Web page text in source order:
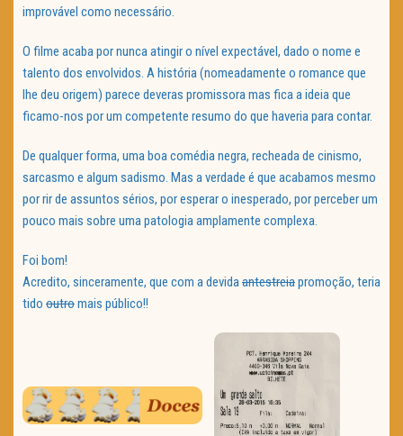
improvável como necessário.
O filme acaba por nunca atingir o nível expectável, dado o nome e
talento dos envolvidos. A história (nomeadamente o romance que
lhe deu origem) parece deveras promissora mas fica a ideia que
ficamo-nos por um competente resumo do que haveria para contar.
De qualquer forma, uma boa comédia negra, recheada de cinismo,
sarcasmo e algum sadismo. Mas a verdade é que acabamos mesmo
por rir de assuntos sérios, por esperar o inesperado, por perceber um
pouco mais sobre uma patologia amplamente complexa.
Foi bom!
Acredito, sinceramente, que com a devidaantestreiapromoção, teria
tido outromais público!!